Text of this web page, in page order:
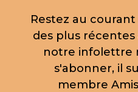
Restez au
des plus
notre infolettre
s'abonner, il
membre